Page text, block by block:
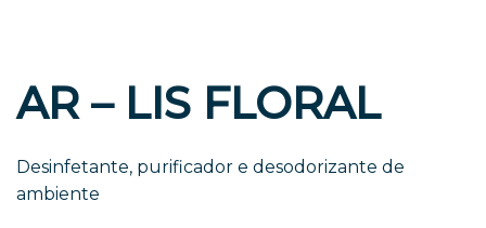
AR – LIS FLORAL
Desinfetante, purificador e desodorizante de
ambiente